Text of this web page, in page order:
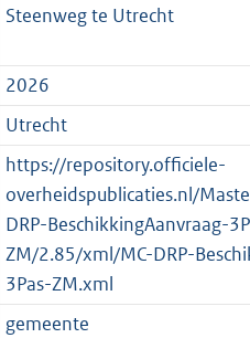
o
o
t
t
e
:
2
K
b
r
o
t
t
e
:
2
K
b
Steenweg te Utrecht
2026
Utrecht
https://repository.officiele-
overheidspublicaties.nl/
DRP-BeschikkingAanvraag-
ZM/2.85/xml/MC-DRP-
3Pas-ZM.xml
gemeente